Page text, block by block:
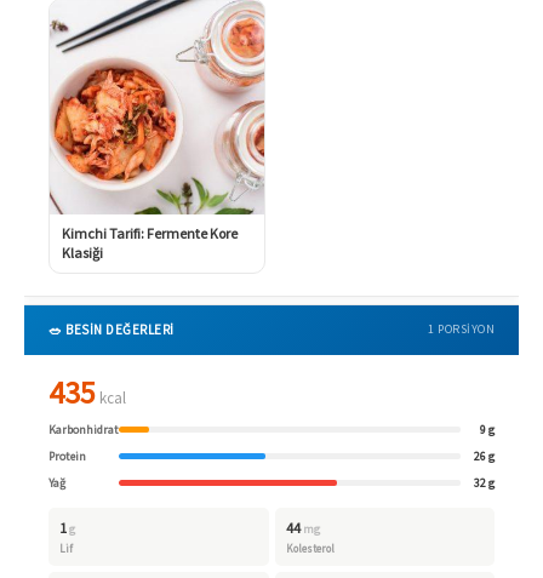
Kimchi Tarifi: Fermente Kore
Klasiği
🥗 BESİN DEĞERLERİ 1 PORSIYON
435 kcal
Karbonhidrat
9 g
Protein
26 g
Yağ
32 g
1g
Lif
44 mg
Kolesterol